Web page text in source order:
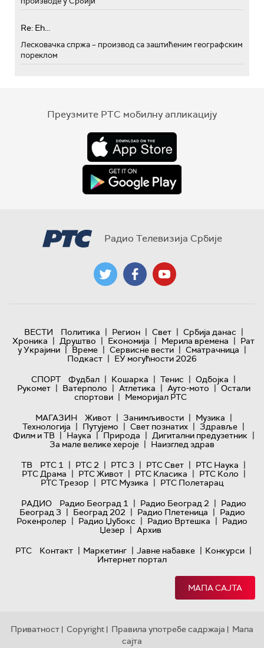
Re: Eh...
Лесковачка спржа – производ са заштићеним географским
пореклом
Преузмите РТС мобилну апликацију
Радио Телевизија Србије
ВЕСТИ Политика | Регион | Свет | Србија данас |
Хроника | Друштво | Економија | Мерила времена | Рат
у Украјини | Време | Сервисне вести | Сматрачница |
Подкаст | ЕУ могућности 2026
СПОРТ
Фудбал | Кошарка | Тенис | Одбојка |
Рукомет | Ватерполо | Атлетика | Ауто-мото | Остали
спортови | Меморијал РТС
МАГАЗИН
Живот | Занимљивости | Музика |
Технологијa | Путујемо | Свет познатих | Здравље |
Филм и ТВ | Наука | Природа | Дигитални предузетник |
За мале велике хероје | Наизглед здрав
ТВ
РТС 1 | РТС 2 | РТС 3 | РТС Свет | РТС Наука |
РТС Драма | РТС Живот | РТС Класика | РТС Коло |
РТС Трезор | РТС Музика | РТС Полетарац
РАДИО
Радио Београд 1 | Радио Београд 2 | Радио
Београд 3 | Београд 202 | Радио Плетеница | Радио
Рокенролер | Радио Џубокс | Радио Вртешка | Радио
Џезер | Архив
РТС
Контакт | Маркетинг | Јавне набавке | Конкурси |
Интернет портал
МАПА САЈТА
Приватност | Copyright | Правила употребе садржаја | Мапа
сајта